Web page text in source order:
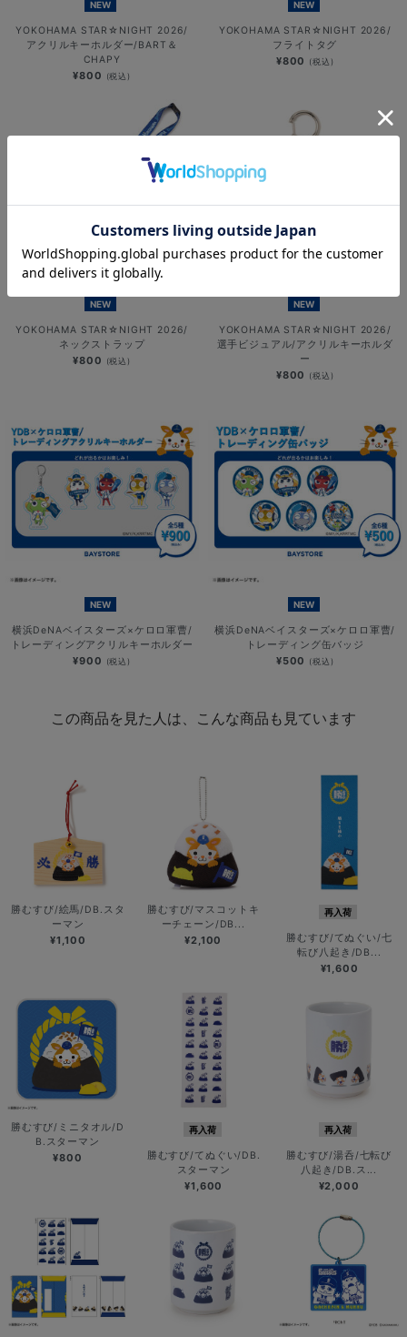
NEW
YOKOHAMA STAR☆NIGHT 2026/
アクリルキーホルダー/BART＆
CHAPY
¥800 (税込)
NEW
YOKOHAMA STAR☆NIGHT 2026/
フライトタグ
¥800 (税込)
NEW
YOKOHAMA STAR☆NIGHT 2026/
ネックストラップ
¥800 (税込)
NEW
YOKOHAMA STAR☆NIGHT 2026/
選手ビジュアル/アクリルキーホルダ
ー
¥800 (税込)
NEW
横浜DeNAベイスターズ×ケロロ軍曹/
トレーディングアクリルキーホルダー
¥900 (税込)
NEW
横浜DeNAベイスターズ×ケロロ軍曹/
トレーディング缶バッジ
¥500 (税込)
この商品を見た人は、こんな商品も見ています
勝むすび/絵馬/DB.スタ
ーマン
¥1,100
勝むすび/マスコットキ
ーチェーン/DB...
¥2,100
再入荷
勝むすび/てぬぐい/七
転び八起き/DB...
¥1,600
勝むすび/ミニタオル/D
B.スターマン
¥800
再入荷
勝むすび/てぬぐい/DB.
スターマン
¥1,600
再入荷
勝むすび/湯呑/七転び
八起き/DB.ス...
¥2,000